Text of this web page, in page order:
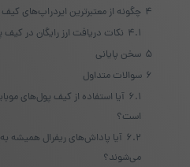
4 چگونه از معتبرترین ایردراپ‌های
4.1 نکات دریافت ارز رایگان در کیف
5 سخن پایانی
6 سوالات متداول
6.1 آیا استفاده از کیف پول‌های
است؟
6.2 آیا پاداش‌های ریفرال همیشه
می‌شوند؟